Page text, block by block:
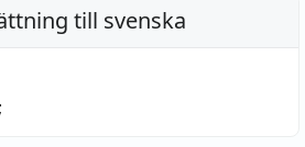
till svenska
;